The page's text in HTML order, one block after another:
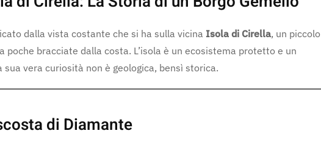
dalla vista costante che si ha sulla vicina Isola di Cirella, un piccolo
poche bracciate dalla costa. L’isola è un ecosistema protetto e un
vera curiosità non è geologica, bensì storica.
di Diamante